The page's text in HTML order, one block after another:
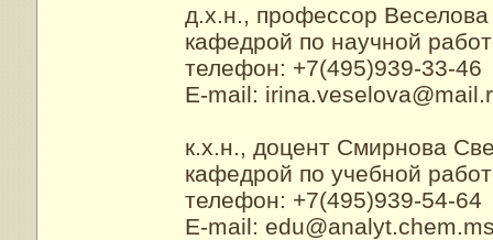
д.х.н., профессор
кафедрой по научной
телефон: +7(495)939-33-46
E-mail:
к.х.н., доцент Смирнова
кафедрой по учебной
телефон: +7(495)939-54-64
E-mail: